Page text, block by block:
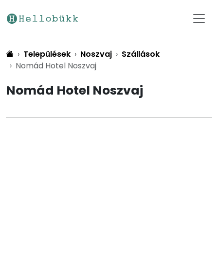
Települések Noszvaj
Szállások
Nomád Hotel Noszvaj
Nomád Hotel Noszvaj